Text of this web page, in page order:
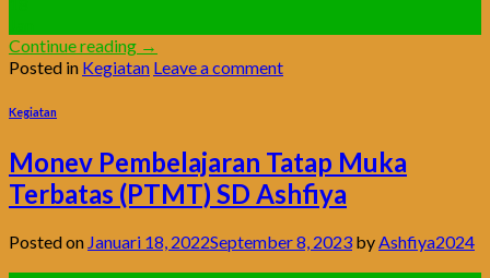
Continue reading →
Posted in Kegiatan Leave a comment
Kegiatan
Monev Pembelajaran Tatap Muka
Terbatas (PTMT) SD Ashfiya
Posted on Januari 18, 2022September 8, 2023 byAshfiya2024